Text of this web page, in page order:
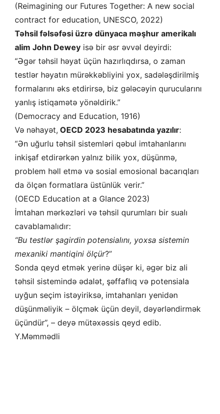
(Reimagining our Futures Together: A new social
contract for education, UNESCO, 2022)
Təhsil fəlsəfəsi üzrə dünyaca məşhur amerikalı
alim John Dewey isə bir əsr əvvəl deyirdi:
“Əgər təhsil həyat üçün hazırlıqdırsa, o zaman
testlər həyatın mürəkkəbliyini yox, sadələşdirilmiş
formalarını əks etdirirsə, biz gələcəyin qurucularını
yanlış istiqamətə yönəldirik.”
(Democracy and Education, 1916)
Və nəhayət, OECD 2023 hesabatında yazılır:
“Ən uğurlu təhsil sistemləri qəbul imtahanlarını
inkişaf etdirərkən yalnız bilik yox, düşünmə,
problem həll etmə və sosial emosional bacarıqları
da ölçən formatlara üstünlük verir.”
(OECD Education at a Glance 2023)
İmtahan mərkəzləri və təhsil qurumları bir sualı
cavablamalıdır:
“Bu testlər şagirdin potensialını, yoxsa sistemin
mexaniki məntiqini ölçür?”
Sonda qeyd etmək yerinə düşər ki, əgər biz ali
təhsil sistemində ədalət, şəffaflıq və potensiala
uyğun seçim istəyiriksə, imtahanları yenidən
düşünməliyik – ölçmək üçün deyil, dəyərləndirmək
üçündür”, – deyə mütəxəssis qeyd edib.
Y.Məmmədli